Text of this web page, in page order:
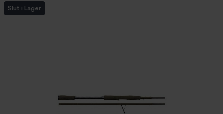
Slut i Lager